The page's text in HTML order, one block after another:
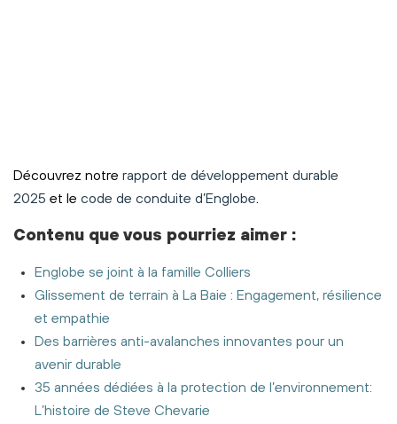
Découvrez notre rapport de développement durable
2025 et le code de conduite d’Englobe.
Contenu que vous pourriez aimer :
Englobe se joint à la famille Colliers
Glissement de terrain à La Baie : Engagement, résilience
et empathie
Des barrières anti-avalanches innovantes pour un
avenir durable
35 années dédiées à la protection de l’environnement:
L’histoire de Steve Chevarie